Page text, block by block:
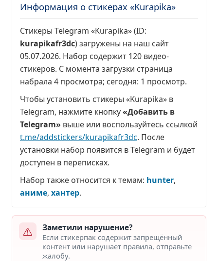
Информация о стикерах «Kurapika»
Стикеры Telegram «Kurapika» (ID:
kurapikafr3dc) загружены на наш сайт
05.07.2026. Набор содержит 120 видео-
стикеров. С момента загрузки страница
набрала 4 просмотра; сегодня: 1 просмотр.
Чтобы установить стикеры «Kurapika» в
Telegram, нажмите кнопку«Добавить в
Telegram» выше или воспользуйтесь ссылкой
t.me/addstickers/kurapikafr3dc. После
установки набор появится в Telegram и будет
доступен в переписках.
Набор также относится к темам: hunter,
аниме, хантер.
Заметили нарушение?
Если стикерпак содержит запрещённый
контент или нарушает правила, отправьте
жалобу.